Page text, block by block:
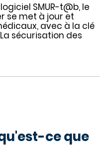
SMUR-t@b, le
se met à jour et
avec à la clé
sécurisation des
ce que